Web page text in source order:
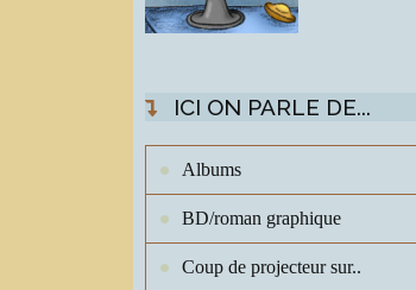
ICI ON PARLE DE...
Albums
BD/roman graphique
Coup de projecteur sur..